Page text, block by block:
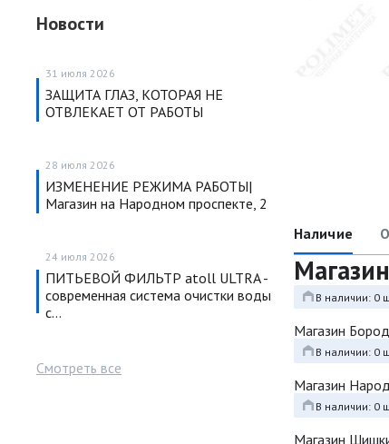
Новости
31 июля 2026
ЗАЩИТА ГЛАЗ, КОТОРАЯ НЕ
ОТВЛЕКАЕТ ОТ РАБОТЫ
28 июля 2026
ИЗМЕНЕНИЕ РЕЖИМА РАБОТЫ|
Магазин на Народном проспекте, 2
24 июля 2026
ПИТЬЕВОЙ ФИЛЬТР atoll ULTRA -
современная система очистки воды
с…
Смотреть все
Наличие
В наличии: 0
Магазин
В наличии: 0
Магазин
В наличии: 0
Магазин